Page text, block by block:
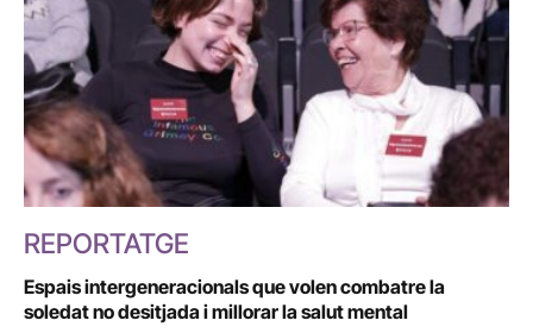
REPORTATGE
Espais intergeneracionals que volen combatre la
soledat no desitjada i millorar la salut mental